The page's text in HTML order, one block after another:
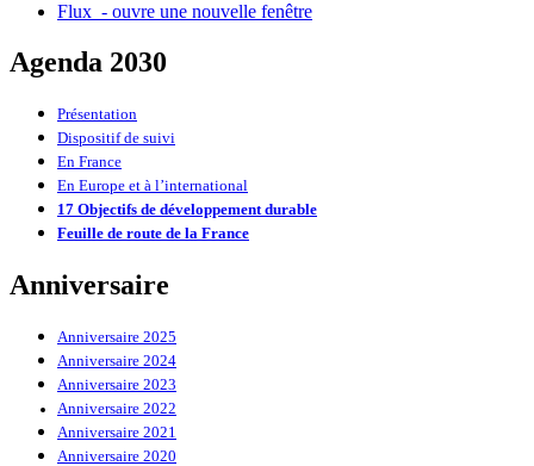
Flux - ouvre une nouvelle fenêtre
Agenda 2030
Présentation
Dispositif de suivi
En France
En Europe et à l’international
17 Objectifs de développement durable
Feuille de route de la France
Anniversaire
Anniversaire 2025
Anniversaire 2024
Anniversaire 2023
Anniversaire 2022
Anniversaire 2021
Anniversaire 2020